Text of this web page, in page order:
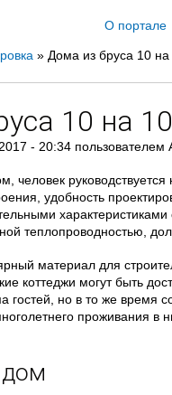
О портале
» Дома из бруса 10 на
10 на 10
- 20:34 пользователем
человек
удобность
характеристиками
теплопроводностью,
материал для
коттеджи могут быть
гостей, но в то же время
проживания в